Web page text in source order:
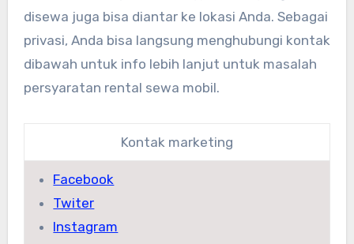
disewa juga bisa diantar ke lokasi Anda. Sebagai
privasi, Anda bisa langsung menghubungi kontak
dibawah untuk info lebih lanjut untuk masalah
persyaratan rental sewa mobil.
Kontak marketing
Facebook
Twiter
Instagram